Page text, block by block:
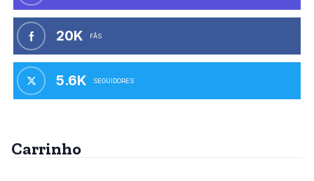
20K FÃS
5.6K SEGUIDORES
Carrinho